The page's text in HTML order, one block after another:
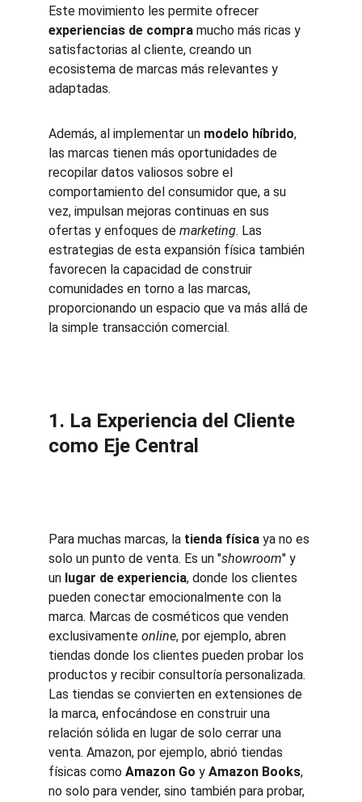
Este movimiento les permite ofrecer
experiencias de compra mucho más ricas y
satisfactorias al cliente, creando un
ecosistema de marcas más relevantes y
adaptadas.
Además, al implementar un modelo híbrido,
las marcas tienen más oportunidades de
recopilar datos valiosos sobre el
comportamiento del consumidor que, a su
vez, impulsan mejoras continuas en sus
ofertas y enfoques de marketing. Las
estrategias de esta expansión física también
favorecen la capacidad de construir
comunidades en torno a las marcas,
proporcionando un espacio que va más allá de
la simple transacción comercial.
1. La Experiencia del Cliente
como Eje Central
Para muchas marcas, la tienda física ya no es
solo un punto de venta. Es un "showroom" y
un lugar de experiencia, donde los clientes
pueden conectar emocionalmente con la
marca. Marcas de cosméticos que venden
exclusivamente online, por ejemplo, abren
tiendas donde los clientes pueden probar los
productos y recibir consultoría personalizada.
Las tiendas se convierten en extensiones de
la marca, enfocándose en construir una
relación sólida en lugar de solo cerrar una
venta. Amazon, por ejemplo, abrió tiendas
físicas como Amazon Go y Amazon Books,
no solo para vender, sino también para probar,